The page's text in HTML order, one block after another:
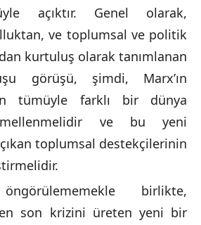
açıktır. Genel olarak,
ve toplumsal ve politik
kurtuluş olarak tanımlanan
görüşü, şimdi, Marx’ın
tümüyle farklı bir dünya
ve bu yeni
toplumsal destekçilerinin
birlikte,
son krizini üreten yeni bir